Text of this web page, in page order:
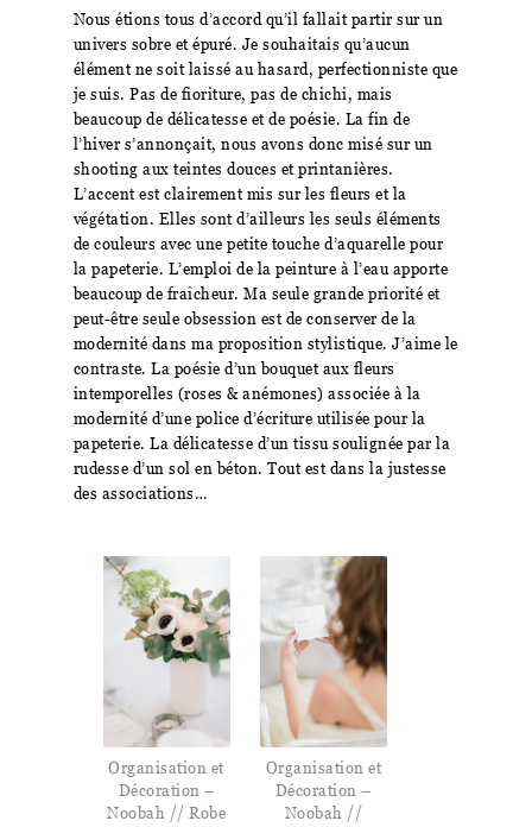
Nous étions tous d’accord qu’il fallait partir sur un
univers sobre et épuré. Je souhaitais qu’aucun
élément ne soit laissé au hasard, perfectionniste que
je suis. Pas de fioriture, pas de chichi, mais
beaucoup de délicatesse et de poésie. La fin de
l’hiver s’annonçait, nous avons donc misé sur un
shooting aux teintes douces et printanières.
L’accent est clairement mis sur les fleurs et la
végétation. Elles sont d’ailleurs les seuls éléments
de couleurs avec une petite touche d’aquarelle pour
la papeterie. L’emploi de la peinture à l’eau apporte
beaucoup de fraîcheur. Ma seule grande priorité et
peut-être seule obsession est de conserver de la
modernité dans ma proposition stylistique. J’aime le
contraste. La poésie d’un bouquet aux fleurs
intemporelles (roses & anémones) associée à la
modernité d’une police d’écriture utilisée pour la
papeterie. La délicatesse d’un tissu soulignée par la
rudesse d’un sol en béton. Tout est dans la justesse
des associations…
Organisation et
Décoration –
Noobah // Robe
Organisation et
Décoration –
Noobah //